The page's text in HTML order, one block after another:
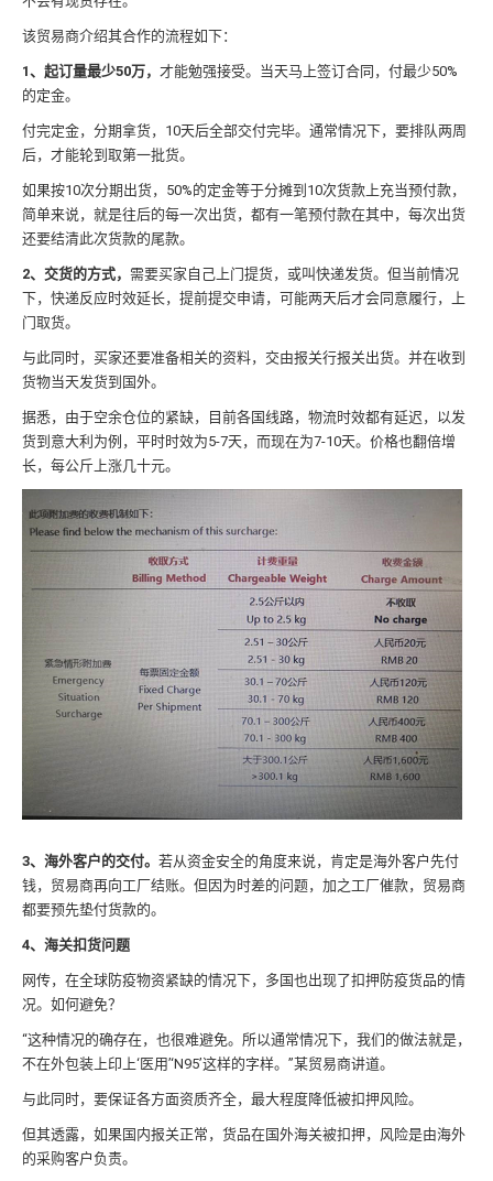
该贸易商介绍其合作的流程如下：
1、起订量最少50万， 才能勉强接受。当天马上签订合同，付最少50%
的定金。
付完定金，分期拿货，10天后全部交付完毕。通常情况下，要排队两周
后，才能轮到取第一批货。
如果按10次分期出货，50%的定金等于分摊到10次货款上充当预付款，
简单来说，就是往后的每一次出货，都有一笔预付款在其中，每次出货
还要结清此次货款的尾款。
2、交货的方式， 需要买家自己上门提货，或叫快递发货。但当前情况
下，快递反应时效延长，提前提交申请，可能两天后才会同意履行，上
门取货。
与此同时，买家还要准备相关的资料，交由报关行报关出货。并在收到
货物当天发货到国外。
据悉，由于空余仓位的紧缺，目前各国线路，物流时效都有延迟，以发
货到意大利为例，平时时效为5-7天，而现在为7-10天。价格也翻倍增
长，每公斤上涨几十元。
3、海外客户的交付。 若从资金安全的角度来说，肯定是海外客户先付
钱，贸易商再向工厂结账。但因为时差的问题，加之工厂催款，贸易商
都要预先垫付货款的。
4、海关扣货问题
网传，在全球防疫物资紧缺的情况下，多国也出现了扣押防疫货品的情
况。如何避免？
“这种情况的确存在，也很难避免。所以通常情况下，我们的做法就是，
不在外包装上印上‘医用’‘N95’这样的字样。”某贸易商讲道。
与此同时，要保证各方面资质齐全，最大程度降低被扣押风险。
但其透露，如果国内报关正常，货品在国外海关被扣押，风险是由海外
的采购客户负责。